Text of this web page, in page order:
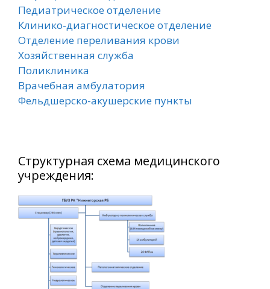
Педиатрическое отделение
Клинико-диагностическое отделение
Отделение переливания крови
Хозяйственная служба
Поликлиника
Врачебная амбулатория
Фельдшерско-акушерские пункты
Структурная схема медицинского
учреждения: